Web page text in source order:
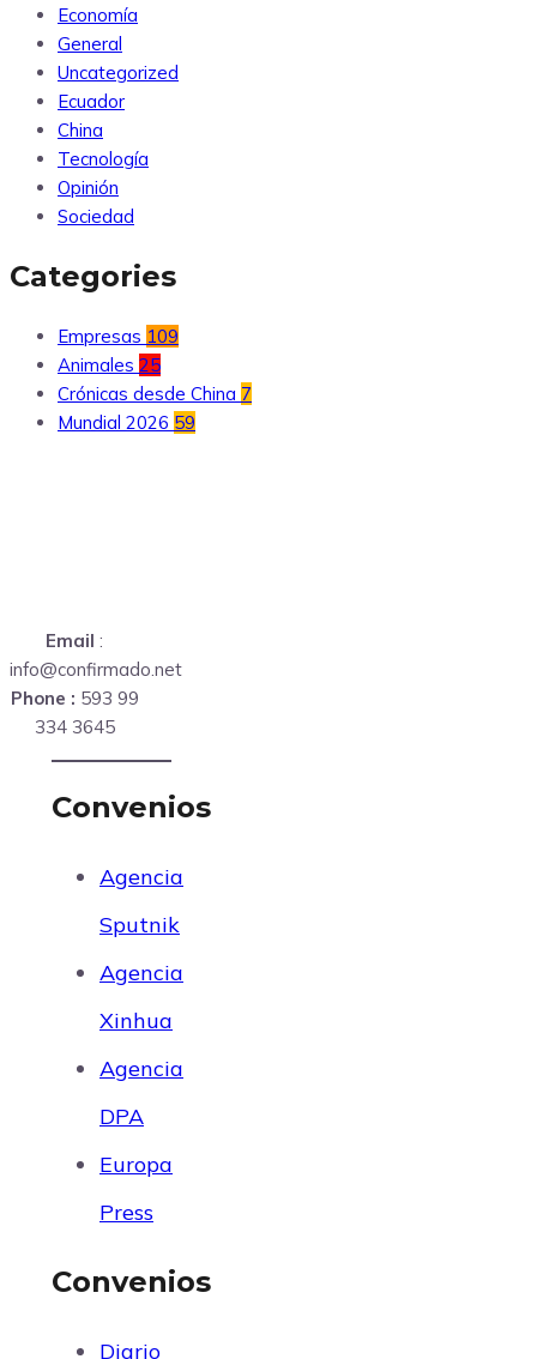
Economía
General
Uncategorized
Ecuador
China
Tecnología
Opinión
Sociedad
Categories
Empresas 109
Animales 25
Crónicas desde China 7
Mundial 2026 59
Email :
info@confirmado.net
Phone : 593 99
334 3645
Convenios
Agencia
Sputnik
Agencia
Xinhua
Agencia
DPA
Europa
Press
Convenios
Diario